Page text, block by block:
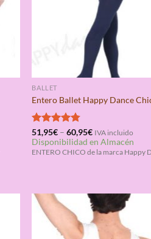
BALLET
Entero Ballet Happy Dance
Valorado
con4.75
de 5
51,95€ –60,95€ IVA incluido
Disponibilidad en Almacén
ENTERO CHICO de la marca Happy